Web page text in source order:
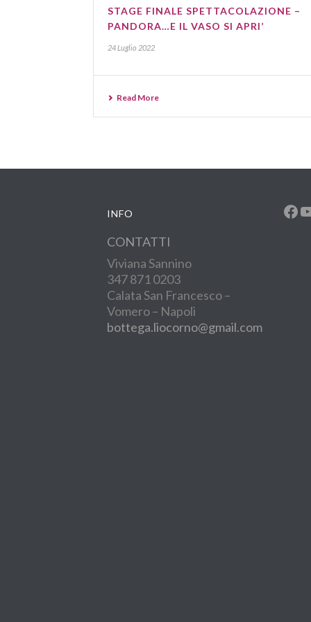
STAGE FINALE SPETTACOLAZIONE –
PANDORA…E IL VASO SI APRI’
24 Luglio 2022
Read More
INFO
CONTATTI
Viviana Sannino
347 871 0203
Calata San Francesco –
Vomero – Napoli
bottega.liocorno@gmail.com